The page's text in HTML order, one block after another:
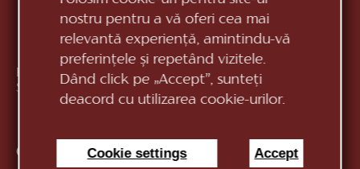
nostru pentru a vă oferi cea mai
relevantă experiență, amintindu-vă
preferințele și repetând vizitele.
Dând click pe „Accept”, sunteți
deacord cu utilizarea cookie-urilor.
Cookie settings Accept
Republica Moldova, MD-2012, mun. Chișinău, Bd.
Ștefan cel Mare, 152
vezi pe hartă
Contacte: